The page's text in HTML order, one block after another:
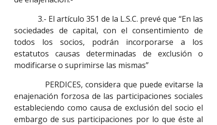
3.- El artículo 351 de la L.S.C. prevé que “En las
sociedades de capital, con el consentimiento de
todos los socios, podrán incorporarse a los
estatutos causas determinadas de exclusión o
modificarse o suprimirse las mismas”
PERDICES, considera que puede evitarse la
enajenación forzosa de las participaciones sociales
estableciendo como causa de exclusión del socio el
embargo de sus participaciones por lo que éste al